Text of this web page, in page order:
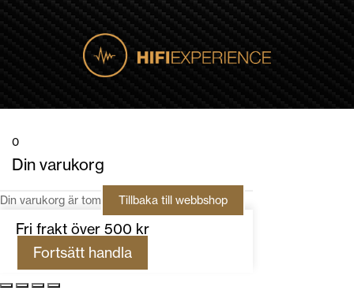
0
Din varukorg
Din varukorg är tom Tillbaka till webbshop
Fri frakt över 500 kr
Fortsätt handla